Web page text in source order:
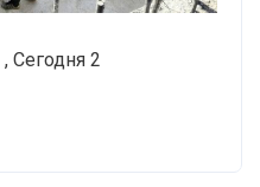
, Сегодня 2